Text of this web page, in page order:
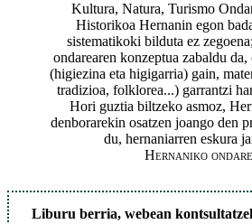
Kultura, Natura, Turismo
Historikoa Hernanin egon
sistematikoki bilduta ez
ondarearen konzeptua zabaldu
(higiezina eta higigarria) gain,
tradizioa, folklorea...) garrantzi
Hori guztia biltzeko asmoz,
denborarekin osatzen joango den
du, hernaniarren eskura
Hernaniko
Liburu berria, webean